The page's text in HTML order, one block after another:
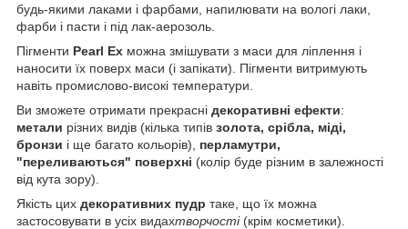
будь-якими лаками і фарбами, напилювати на вологі лаки,
фарби і пасти і під лак-аерозоль.
Пігменти Pearl Ex можна змішувати з маси для ліплення і
наносити їх поверх маси (і запікати). Пігменти витримують
навіть промислово-високі температури.
Ви зможете отримати прекрасні декоративні ефекти:
метали різних видів (кілька типів золота, срібла, міді,
бронзи і ще багато кольорів), перламутри,
"переливаються" поверхні (колір буде різним в залежності
від кута зору).
Якість цих декоративних пудр таке, що їх можна
застосовувати в усіх видахтворчості(крім косметики).